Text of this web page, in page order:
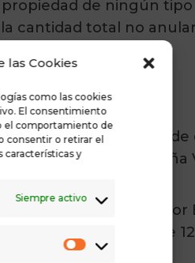
las Cookies
como las cookies
El consentimiento
el comportamiento de
consentir o retirar el
y
Siempre activo
de ningún
cantidad total no
o medio de pago desde
comunicar a España
del mismo.
recibida por
de un plazo de